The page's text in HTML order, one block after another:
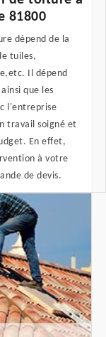
81800
dépend de la
tuiles,
Il dépend
que les
l'entreprise
travail soigné et
En effet,
à votre
de devis.